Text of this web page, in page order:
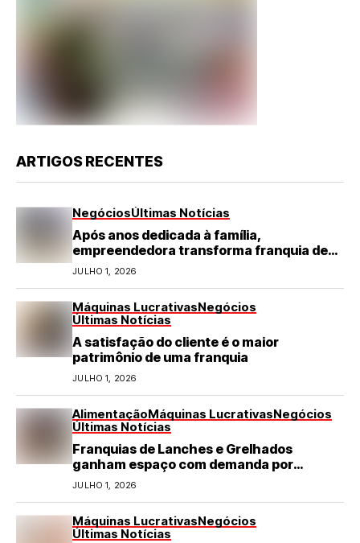
ARTIGOS RECENTES
NegóciosÚltimas Notícias
Após anos dedicada à família,
empreendedora transforma franquia de
turismo em negócio de destaque no RN
JULHO 1, 2026
Máquinas LucrativasNegócios
Últimas Notícias
A satisfação do cliente é o maior
patrimônio de uma franquia
JULHO 1, 2026
AlimentaçãoMáquinas LucrativasNegócios
Últimas Notícias
Franquias de Lanches e Grelhados
ganham espaço com demanda por
refeições rápidas e de qualidade
JULHO 1, 2026
Máquinas LucrativasNegócios
Últimas Notícias